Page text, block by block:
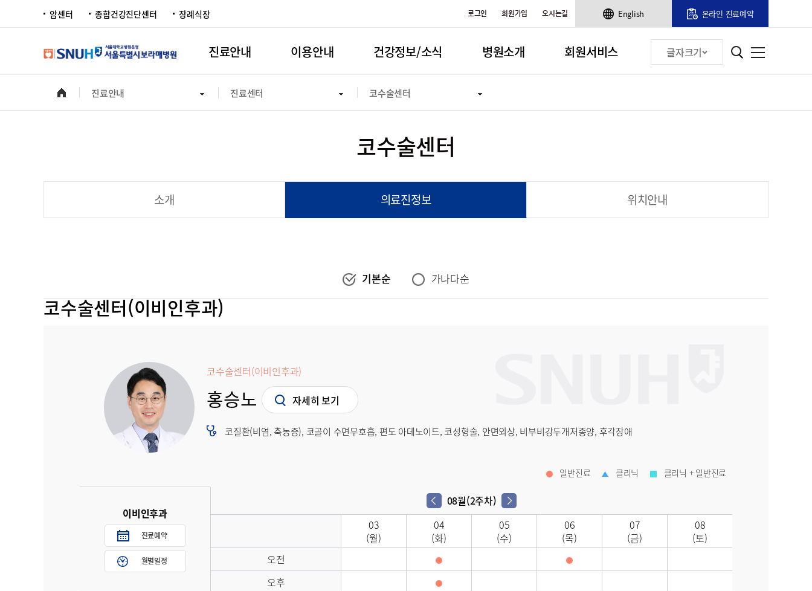
암센터 종합건강진단센터 장례식장 로그인 회원가입 오시는길 English 온라인 진료예약
진료안내 이용안내 건강정보/소식 병원소개 회원서비스 글자크기
진료안내 진료센터 코수술센터
코수술센터
소개 의료진정보 위치안내
기본순 가나다순
코수술센터(이비인후과)
코수술센터(이비인후과)
홍승노 자세히 보기
코질환(비염, 축농증), 코골이 수면무호흡, 편도 아데노이드, 코성형술, 안면외상, 비부비강두개저종양, 후각장애
일반진료 클리닉 클리닉 + 일반진료
이비인후과
진료예약
월별일정
08월(2주차)
03
(월)
04
(화)
05
(수)
06
(목)
07
(금)
08
(토)
오전
오후